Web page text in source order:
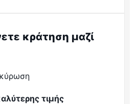
κράτηση μαζί
τιμής